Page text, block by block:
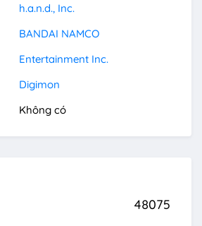
h.a.n.d., Inc.
BANDAI NAMCO
Entertainment Inc.
Digimon
Không có
48075